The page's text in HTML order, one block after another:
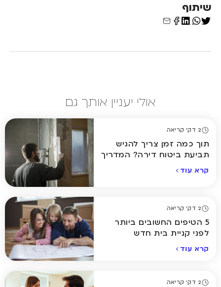
שיתוף
אולי יעניין אותך גם
2 דק' קריאה
תוך כמה זמן צריך להגיש
תביעת ביטוח דירה? המדריך
קרא עוד
2 דק' קריאה
5 הטיפים החשובים ביותר
לפני קניית בית חדש
קרא עוד
2 דק' קריאה